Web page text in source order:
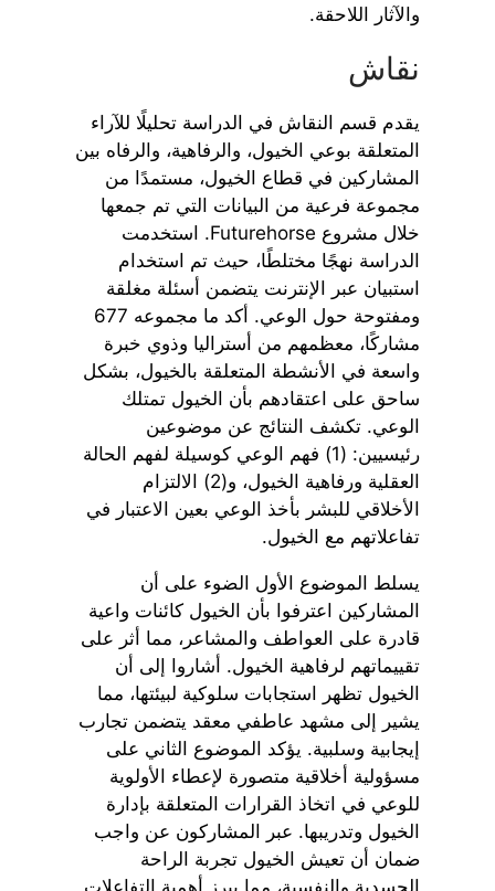
والآثار اللاحقة.
نقاش
يقدم قسم النقاش في الدراسة تحليلًا للآراء
المتعلقة بوعي الخيول، والرفاهية، والرفاه بين
المشاركين في قطاع الخيول، مستمدًا من
مجموعة فرعية من البيانات التي تم جمعها
خلال مشروع Futurehorse. استخدمت
الدراسة نهجًا مختلطًا، حيث تم استخدام
استبيان عبر الإنترنت يتضمن أسئلة مغلقة
ومفتوحة حول الوعي. أكد ما مجموعه 677
مشاركًا، معظمهم من أستراليا وذوي خبرة
واسعة في الأنشطة المتعلقة بالخيول، بشكل
ساحق على اعتقادهم بأن الخيول تمتلك
الوعي. تكشف النتائج عن موضوعين
رئيسيين: (1) فهم الوعي كوسيلة لفهم الحالة
العقلية ورفاهية الخيول، و(2) الالتزام
الأخلاقي للبشر بأخذ الوعي بعين الاعتبار في
تفاعلاتهم مع الخيول.
يسلط الموضوع الأول الضوء على أن
المشاركين اعترفوا بأن الخيول كائنات واعية
قادرة على العواطف والمشاعر، مما أثر على
تقييماتهم لرفاهية الخيول. أشاروا إلى أن
الخيول تظهر استجابات سلوكية لبيئتها، مما
يشير إلى مشهد عاطفي معقد يتضمن تجارب
إيجابية وسلبية. يؤكد الموضوع الثاني على
مسؤولية أخلاقية متصورة لإعطاء الأولوية
للوعي في اتخاذ القرارات المتعلقة بإدارة
الخيول وتدريبها. عبر المشاركون عن واجب
ضمان أن تعيش الخيول تجربة الراحة
الجسدية والنفسية، مما يبرز أهمية التفاعلات